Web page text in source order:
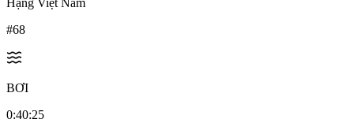
Hạng Việt Nam
#68
BƠI
0:40:25